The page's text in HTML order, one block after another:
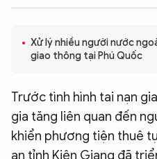
QUỐC TẾ
VĂN HÓA - THỂ THAO
BẠN ĐỌC & CAND
ĐA PHƯƠNG TIỆN
Xử lý nhiều người nước
giao thông tại Phú Quốc
Trước tình hình tai nạn
gia tăng liên quan đến
khiển phương tiện thuê
an tỉnh Kiên Giang đã